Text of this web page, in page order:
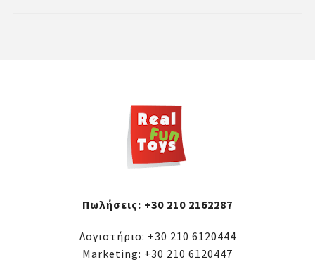
Πωλήσεις: +30 210 2162287
Λογιστήριο: +30 210 6120444
Marketing: +30 210 6120447